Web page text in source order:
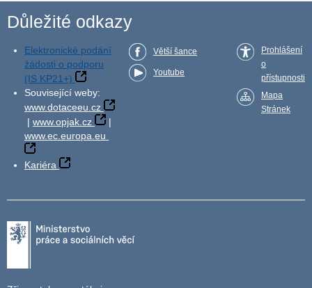
Důležité odkazy
Elektronické podání
žádosti o podporu
(IS KP21+)
Související weby:
www.dotaceeu.cz
| www.opjak.cz
|
www.ec.europa.eu
Kariéra
Větší šance
Youtube
Prohlášení
o
přístupnosti
Mapa
Stránek